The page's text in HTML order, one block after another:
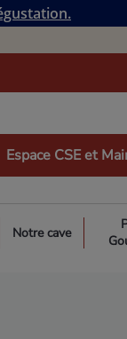
Espace CSE et
Notre cave